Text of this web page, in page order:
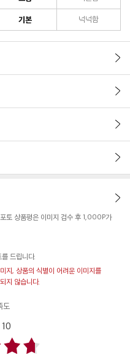
기본 넉넉함
토 상품평은 이미지 검수 후 1,000P가
드립니다.
지, 상품의 식별이 어려운 이미지를
지 않습니다.
도
10